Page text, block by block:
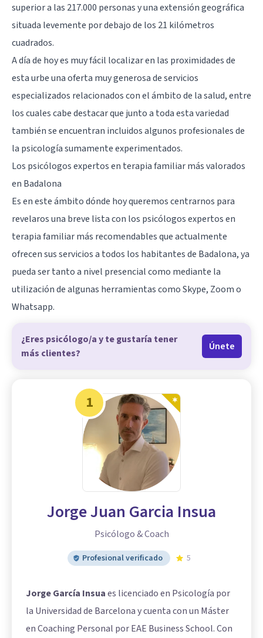
superior a las 217.000 personas y una extensión geográfica
situada levemente por debajo de los 21 kilómetros
cuadrados.
A día de hoy es muy fácil localizar en las proximidades de
esta urbe una oferta muy generosa de servicios
especializados relacionados con el ámbito de la salud, entre
los cuales cabe destacar que junto a toda esta variedad
también se encuentran incluidos algunos profesionales de
la psicología sumamente experimentados.
Los psicólogos expertos en terapia familiar más valorados
en Badalona
Es en este ámbito dónde hoy queremos centrarnos para
revelaros una breve lista con los psicólogos expertos en
terapia familiar más recomendables que actualmente
ofrecen sus servicios a todos los habitantes de Badalona, ya
pueda ser tanto a nivel presencial como mediante la
utilización de algunas herramientas como Skype, Zoom o
Whatsapp.
¿Eres psicólogo/a y te gustaría tener
más clientes?
Únete
1
Jorge Juan Garcia Insua
Psicólogo & Coach
Profesional verificado 5
Jorge García Insuaes licenciado en Psicología por
la Universidad de Barcelona y cuenta con un Máster
en Coaching Personal por EAE Business School. Con